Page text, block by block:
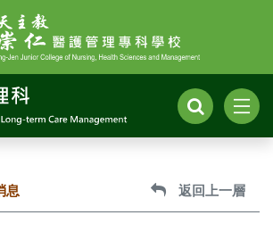
息 返回上一層